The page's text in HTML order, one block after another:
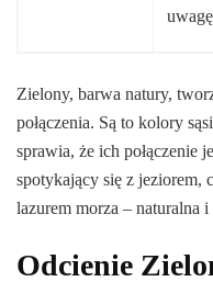
uwagę
Zielony, barwa natury,
połączenia. Są to kolory
sprawia, że ich połączenie
spotykający się z jeziorem,
lazurem morza – naturalna
Odcienie